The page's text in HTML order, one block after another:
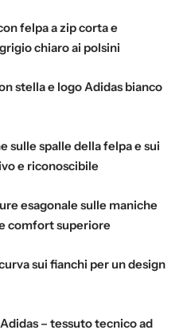
felpa a zip corta e
chiaro ai polsini
stella e logo Adidas bianco
sulle spalle della felpa e sui
e riconoscibile
esagonale sulle maniche
comfort superiore
sui fianchi per un design
– tessuto tecnico ad